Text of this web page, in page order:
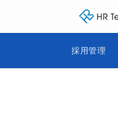
HR Techガイ
採用管理